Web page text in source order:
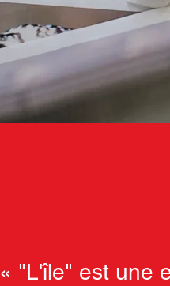
« "L'île" est une